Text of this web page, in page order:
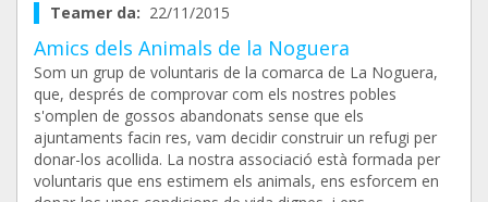
Teamer da: 22/11/2015
Amics dels Animals de la Noguera
Som un grup de voluntaris de la comarca de La Noguera,
que, després de comprovar com els nostres pobles
s'omplen de gossos abandonats sense que els
ajuntaments facin res, vam decidir construir un refugi per
donar-los acollida. La nostra associació està formada per
voluntaris que ens estimem els animals, ens esforcem en